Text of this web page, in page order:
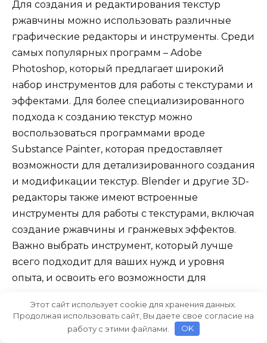
Для создания и редактирования текстур
ржавчины можно использовать различные
графические редакторы и инструменты. Среди
самых популярных программ – Adobe
Photoshop, который предлагает широкий
набор инструментов для работы с текстурами и
эффектами. Для более специализированного
подхода к созданию текстур можно
воспользоваться программами вроде
Substance Painter, которая предоставляет
возможности для детализированного создания
и модификации текстур. Blender и другие 3D-
редакторы также имеют встроенные
инструменты для работы с текстурами, включая
создание ржавчины и гранжевых эффектов.
Важно выбрать инструмент, который лучше
всего подходит для ваших нужд и уровня
опыта, и освоить его возможности для
Этот сайт использует cookie для хранения данных.
Продолжая использовать сайт, Вы даете свое согласие на
работу с этими файлами.
OK